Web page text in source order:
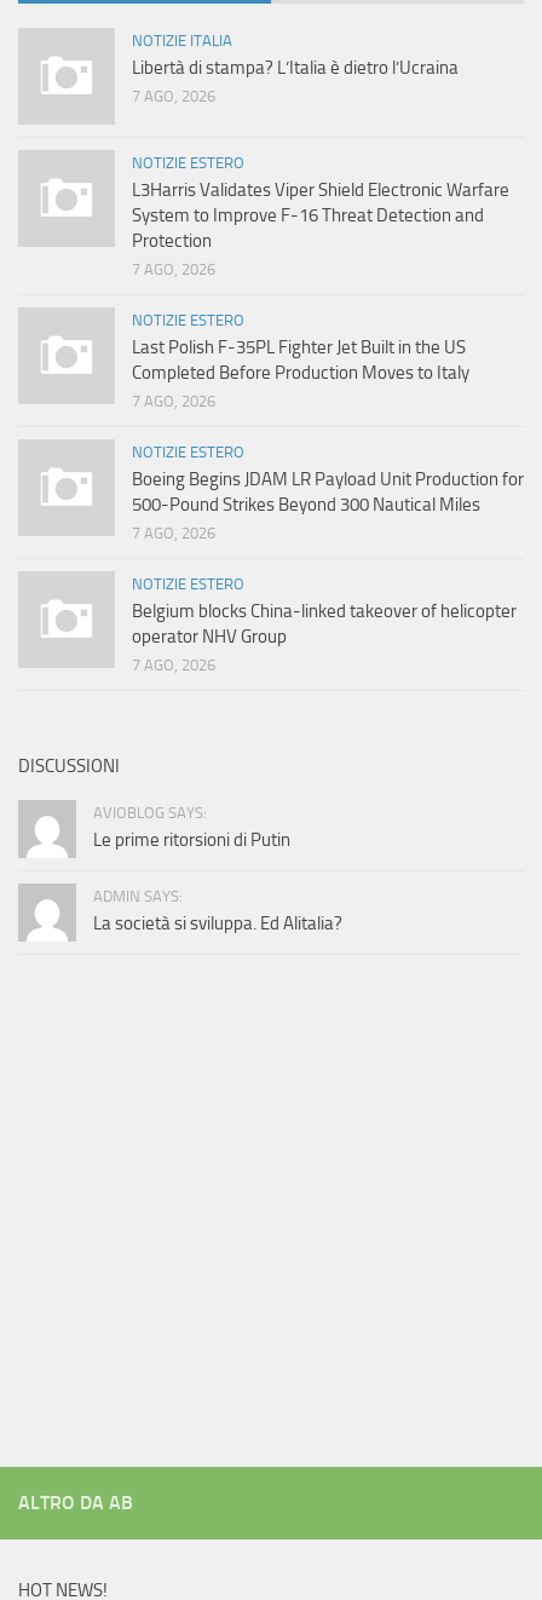
NOTIZIE ITALIA
Libertà di stampa? L’Italia è dietro l’Ucraina
7 AGO, 2026
NOTIZIE ESTERO
L3Harris Validates Viper Shield Electronic Warfare
System to Improve F-16 Threat Detection and
Protection
7 AGO, 2026
NOTIZIE ESTERO
Last Polish F-35PL Fighter Jet Built in the US
Completed Before Production Moves to Italy
7 AGO, 2026
NOTIZIE ESTERO
Boeing Begins JDAM LR Payload Unit Production for
500-Pound Strikes Beyond 300 Nautical Miles
7 AGO, 2026
NOTIZIE ESTERO
Belgium blocks China-linked takeover of helicopter
operator NHV Group
7 AGO, 2026
DISCUSSIONI
AVIOBLOG SAYS:
Le prime ritorsioni di Putin
ADMIN SAYS:
La società si sviluppa. Ed Alitalia?
ALTRO DA AB
HOT NEWS!